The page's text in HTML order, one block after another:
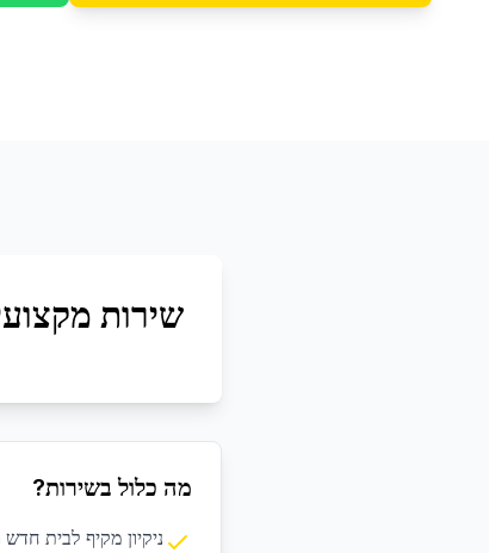
שירות
מה כלול בשירות?
ניקיון מקיף לבית